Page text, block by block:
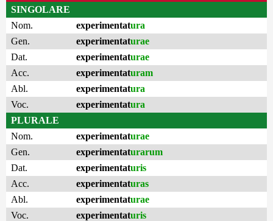
SINGOLARE
Nom.
experimentatura
Gen.
experimentaturae
Dat.
experimentaturae
Acc.
experimentaturam
Abl.
experimentatura
Voc.
experimentatura
PLURALE
Nom.
experimentaturae
Gen.
experimentaturarum
Dat.
experimentaturis
Acc.
experimentaturas
Abl.
experimentaturae
Voc.
experimentaturis